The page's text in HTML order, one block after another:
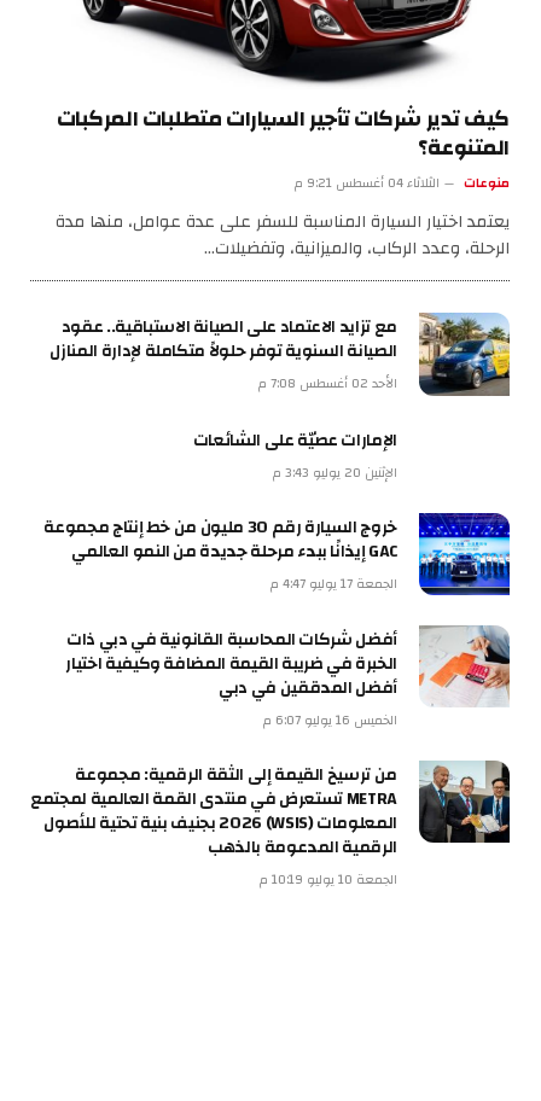
كيف تدير شركات تأجير السيارات متطلبات المركبات
المتنوعة؟
منوعات الثلاثاء 04 أغسطس 9:21 م
يعتمد اختيار السيارة المناسبة للسفر على عدة عوامل، منها مدة
الرحلة، وعدد الركاب، والميزانية، وتفضيلات…
مع تزايد الاعتماد على الصيانة الاستباقية.. عقود
الصيانة السنوية توفر حلولاً متكاملة لإدارة المنازل
الأحد 02 أغسطس 7:08 م
الإمارات عصيّة على الشائعات
الإثنين 20 يوليو 3:43 م
خروج السيارة رقم 30 مليون من خط إنتاج مجموعة
GAC إيذانًا ببدء مرحلة جديدة من النمو العالمي
الجمعة 17 يوليو 4:47 م
أفضل شركات المحاسبة القانونية في دبي ذات
الخبرة في ضريبة القيمة المضافة وكيفية اختيار
أفضل المدققين في دبي
الخميس 16 يوليو 6:07 م
من ترسيخ القيمة إلى الثقة الرقمية: مجموعة
METRA تستعرض في منتدى القمة العالمية لمجتمع
المعلومات (WSIS) 2026 بجنيف بنية تحتية للأصول
الرقمية المدعومة بالذهب
الجمعة 10 يوليو 10:19 م